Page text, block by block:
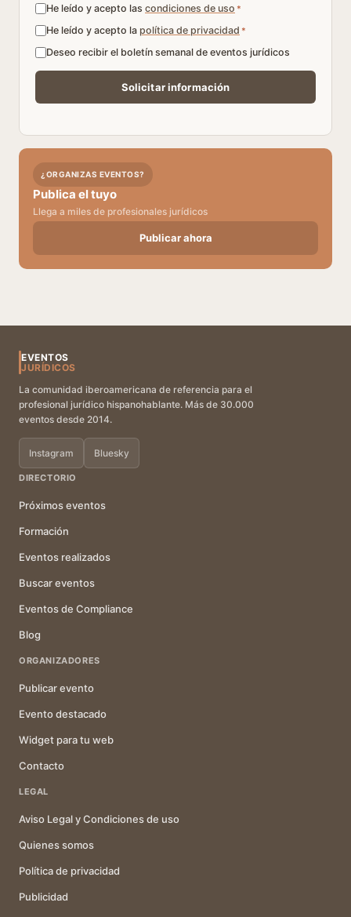
He leído y acepto las condiciones de uso *
He leído y acepto la política de privacidad *
Deseo recibir el boletín semanal de eventos jurídicos
¿ORGANIZAS EVENTOS?
Publica el tuyo
Llega a miles de profesionales jurídicos
Publicar ahora
EVENTOS
JURÍDICOS
La comunidad iberoamericana de referencia para el
profesional jurídico hispanohablante. Más de 30.000
eventos desde 2014.
Instagram Bluesky
DIRECTORIO
Próximos eventos
Formación
Eventos realizados
Buscar eventos
Eventos de Compliance
Blog
ORGANIZADORES
Publicar evento
Evento destacado
Widget para tu web
Contacto
LEGAL
Aviso Legal y Condiciones de uso
Quienes somos
Política de privacidad
Publicidad